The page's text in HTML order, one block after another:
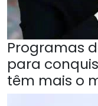
Programas
para
têm mais o